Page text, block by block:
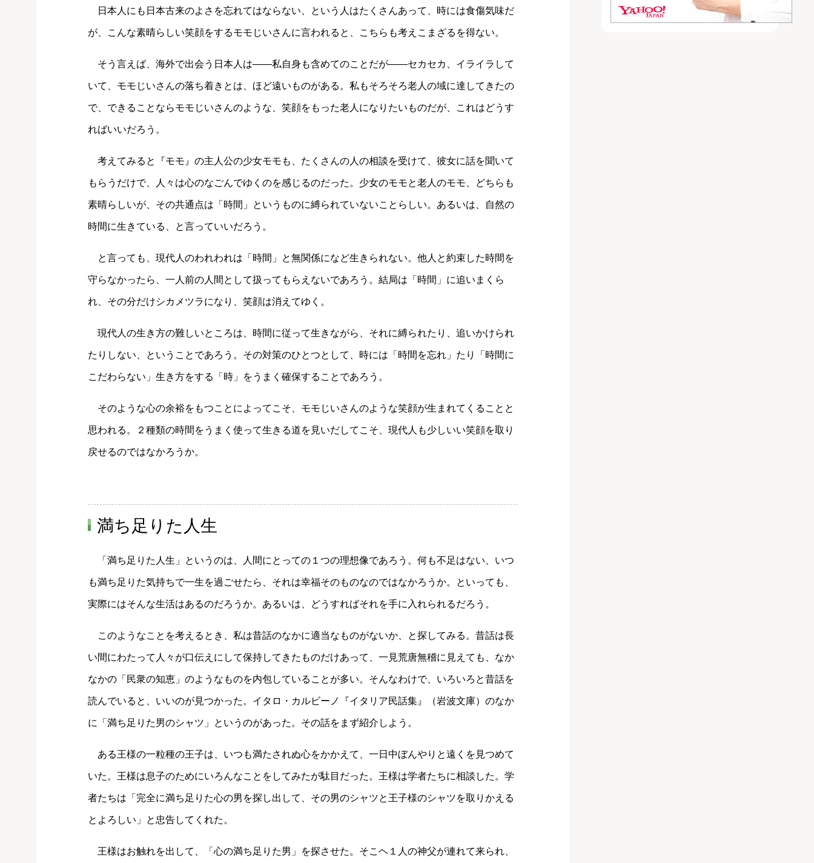
日本人にも日本古来のよさを忘れてはならない、という人はたくさんあって、時には食傷気味だ
が、こんな素晴らしい笑顔をするモモじいさんに言われると、こちらも考えこまざるを得ない。
そう言えば、海外で出会う日本人は――私自身も含めてのことだが――セカセカ、イライラして
いて、モモじいさんの落ち着きとは、ほど遠いものがある。私もそろそろ老人の域に達してきたの
で、できることならモモじいさんのような、笑顔をもった老人になりたいものだが、これはどうす
ればいいだろう。
考えてみると『モモ』の主人公の少女モモも、たくさんの人の相談を受けて、彼女に話を聞いて
もらうだけで、人々は心のなごんでゆくのを感じるのだった。少女のモモと老人のモモ、どちらも
素晴らしいが、その共通点は「時間」というものに縛られていないことらしい。あるいは、自然の
時間に生きている、と言っていいだろう。
と言っても、現代人のわれわれは「時間」と無関係になど生きられない。他人と約束した時間を
守らなかったら、一人前の人間として扱ってもらえないであろう。結局は「時間」に追いまくら
れ、その分だけシカメツラになり、笑顔は消えてゆく。
現代人の生き方の難しいところは、時間に従って生きながら、それに縛られたり、追いかけられ
たりしない、ということであろう。その対策のひとつとして、時には「時間を忘れ」たり「時間に
こだわらない」生き方をする「時」をうまく確保することであろう。
そのような心の余裕をもつことによってこそ、モモじいさんのような笑顔が生まれてくることと
思われる。２種類の時間をうまく使って生きる道を見いだしてこそ、現代人も少しいい笑顔を取り
戻せるのではなかろうか。
満ち足りた人生
「満ち足りた人生」というのは、人間にとっての１つの理想像であろう。何も不足はない、いつ
も満ち足りた気持ちで一生を過ごせたら、それは幸福そのものなのではなかろうか。といっても、
実際にはそんな生活はあるのだろうか。あるいは、どうすればそれを手に入れられるだろう。
このようなことを考えるとき、私は昔話のなかに適当なものがないか、と探してみる。昔話は長
い間にわたって人々が口伝えにして保持してきたものだけあって、一見荒唐無稽に見えても、なか
なかの「民衆の知恵」のようなものを内包していることが多い。そんなわけで、いろいろと昔話を
読んでいると、いいのが見つかった。イタロ・カルビーノ『イタリア民話集』（岩波文庫）のなか
に「満ち足りた男のシャツ」というのがあった。その話をまず紹介しよう。
ある王様の一粒種の王子は、いつも満たされぬ心をかかえて、一日中ぼんやりと遠くを見つめて
いた。王様は息子のためにいろんなことをしてみたが駄目だった。王様は学者たちに相談した。学
者たちは「完全に満ち足りた心の男を探し出して、その男のシャツと王子様のシャツを取りかえる
とよろしい」と忠告してくれた。
王様はお触れを出して、「心の満ち足りた男」を探させた。そこヘ１人の神父が連れて来られ、